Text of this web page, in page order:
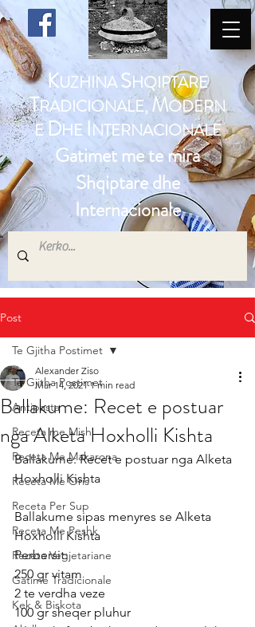
KUZHINASHQIPTARE
TRADICIONALE, MODERN
EDHE INTERNACIONALE
Gatimet me te mira
Shqiptare dhe
Internacionale
Post
Te Gjitha Postimet
Antipasta
Receta me Mish
Receta Me Makarona
Receta Me Oris
Receta Per Sup
Receta Me Peshk
Receta Vegjetariane
Gatime Tradicionale
Kek & Biskota
Te Gjitha Postimet
Ballakume: Recet e postuar
nga Alketa Hoxholli Kishta
Alexander Ziso
Mar 14, 2021 1 min read
Ballakume: Recet e postuar nga Alketa
Hoxholli Kishta
Ballakume sipas menyres se Alketa
Hoxholli Kishta
Perbersit:
250 gr vitam
2 te verdha veze
100 gr sheqer pluhur